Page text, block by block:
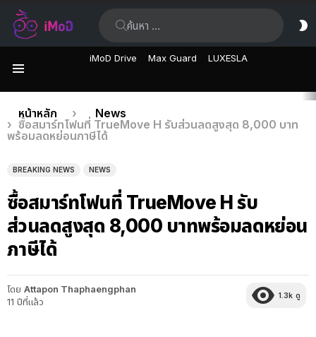
iMoD Drive Max Guard LUXESLA
เรื่อง
ล่าสุด
คุณอยู่ที่นี่:
หน้าหลัก
News
ซื้อสมาร์ทโฟนที่ TrueMove H รับส่วนลดสูงสุด 8,000 บาท
พร้อมลดหย่อนภาษีได้
BREAKING NEWS NEWS
ซื้อสมาร์ทโฟนที่ TrueMove H รับ
ส่วนลดสูงสุด 8,000 บาทพร้อมลดหย่อน
ภาษีได้
โดย Attapon Thaphaengphan
11 ปีที่แล้ว
1.3k ดู